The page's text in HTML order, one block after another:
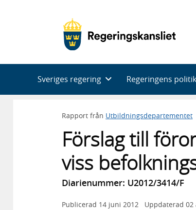
Sveriges regering Regeringens
Rapport från Utbildningsdepartementet
Förslag till
viss
Diarienummer: U2012/3414/F
Publicerad 14 juni 2012 Uppdaterad 02